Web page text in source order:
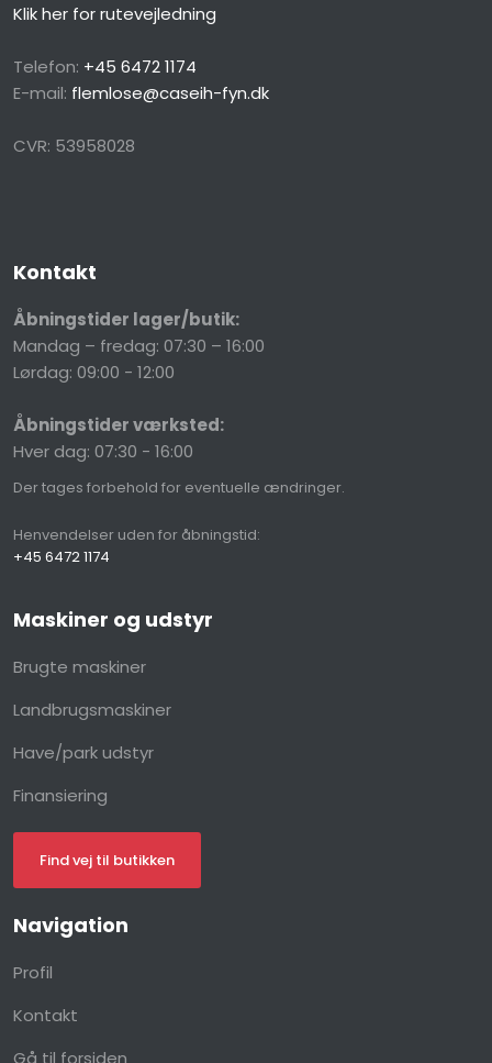
Klik her for rutevejledning
Telefon: +45 6472 1174
E-mail: flemlose@caseih-fyn.dk
CVR​: 53958028
Kontakt
Åbningstider lager/butik:
Mandag – fredag: 07:30 – 16:00
Lørdag: 09:00 - 12:00
Åbningstider værksted:
Hver dag: 07:30 - 16:00
Der​ tages forbehold for eventuelle ændringer.
Henvendelser uden for åbningstid:
+45 6472 1174
Maskiner og udstyr
Brugte maskiner
Landbrugsmaskiner
Have/park udstyr
Finansiering
Find vej til butikken
Navigation​
Profil
Kontakt
Gå til forsiden